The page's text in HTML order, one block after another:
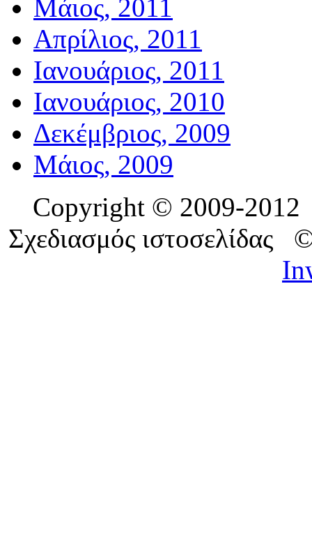
Μάιος, 2011
Απρίλιος, 2011
Ιανουάριος, 2011
Ιανουάριος, 2010
Δεκέμβριος, 2009
Μάιος, 2009
Copyright © 2009-
Σχεδιασμός